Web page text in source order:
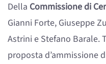
Della Commissione di
Gianni Forte, Giuseppe
Astrini e Stefano Barale.
proposta d’ammissione